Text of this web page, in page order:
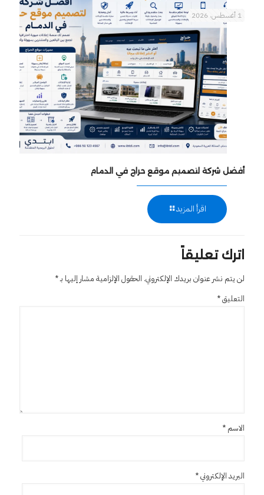
1 أغسطس، 2026
أفضل شركة لتصميم موقع حراج في الدمام
اقرأ المزيد
اترك تعليقاً
لن يتم نشر عنوان بريدك الإلكتروني. الحقول الإلزامية مشار إليها بـ*
التعليق*
الاسم *
البريد الإلكتروني*